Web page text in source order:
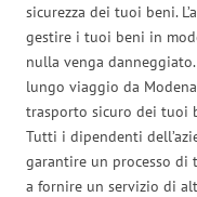
sicurezza dei tuoi beni.
gestire i tuoi beni in
nulla venga
lungo viaggio da
trasporto sicuro dei tuoi
Tutti i dipendenti
garantire un processo di
a fornire un servizio di